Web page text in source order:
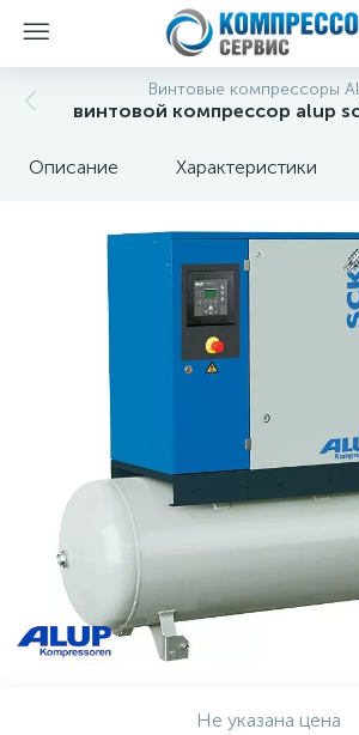
Винтовые компрессоры
винтовой компрессор alup
Описание Характеристики
Не указана цена